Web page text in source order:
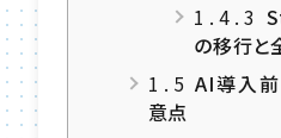
1.4.3
の移行と
1.5 AI導入前
意点